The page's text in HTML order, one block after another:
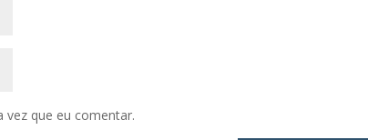
vez que eu comentar.